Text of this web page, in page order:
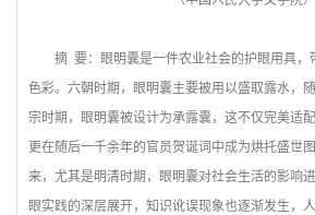
摘 要：眼明囊是一件农业社会的护眼用具，
色彩。六朝时期，眼明囊主要被用以盛取露水，
宗时期，眼明囊被设计为承露囊，这不仅完美适
更在随后一千余年的官员贺诞词中成为烘托盛世
来，尤其是明清时期，眼明囊对社会生活的影响
眼实践的深层展开，知识讹误现象也逐渐发生，